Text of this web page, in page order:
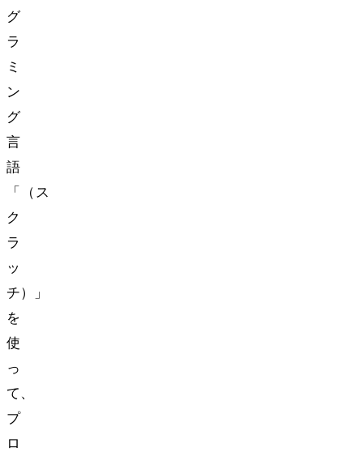
グ
ラ
ミ
ン
グ
言
語
「Scratch（ス
ク
ラ
ッ
チ）」
を
使
っ
て、
プ
ロ